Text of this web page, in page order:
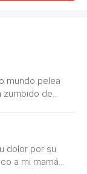
mejor
quedé. Me
un perro, tal
comerciales,
en el
mundo pelea
zumbido de
estaba
lo quisieras.
La sudadera era
a la policía, así
dolor por su
a mi mamá